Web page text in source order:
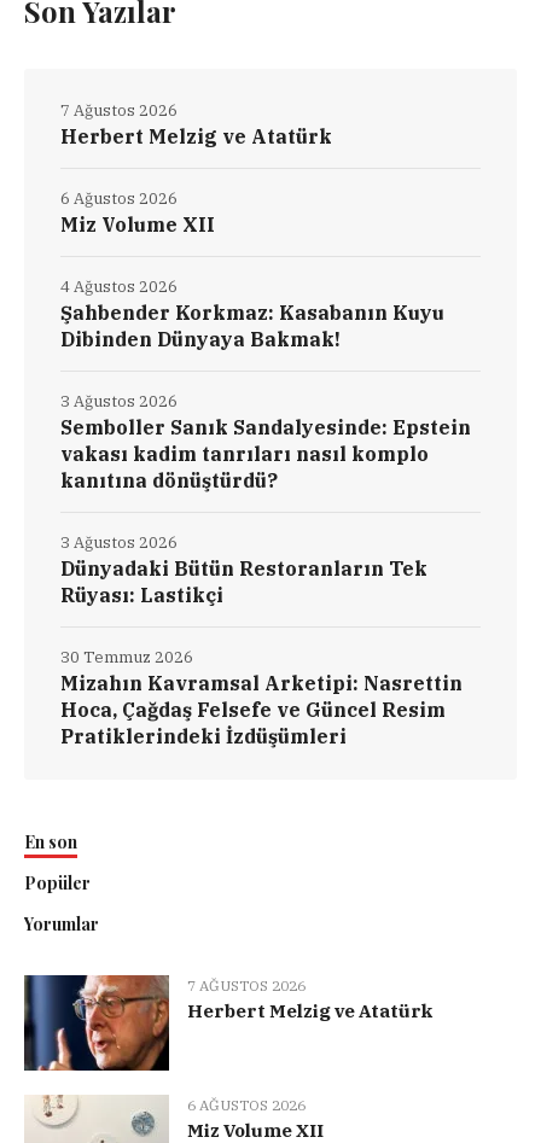
Son Yazılar
Herbert Melzig ve Atatürk
7 Ağustos 2026
Miz Volume XII
6 Ağustos 2026
Şahbender Korkmaz: Kasabanın Kuyu
Dibinden Dünyaya Bakmak!
4 Ağustos 2026
Semboller Sanık Sandalyesinde: Epstein
vakası kadim tanrıları nasıl komplo
kanıtına dönüştürdü?
3 Ağustos 2026
Dünyadaki Bütün Restoranların Tek
Rüyası: Lastikçi
3 Ağustos 2026
Mizahın Kavramsal Arketipi: Nasrettin
Hoca, Çağdaş Felsefe ve Güncel Resim
Pratiklerindeki İzdüşümleri
30 Temmuz 2026
En son
Popüler
Yorumlar
7 AĞUSTOS 2026
Herbert Melzig ve Atatürk
6 AĞUSTOS 2026
Miz Volume XII